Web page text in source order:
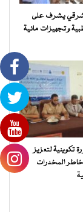
يشرف على
وتجهيزات مائية
تكوينية لتعزيز
المخدرات